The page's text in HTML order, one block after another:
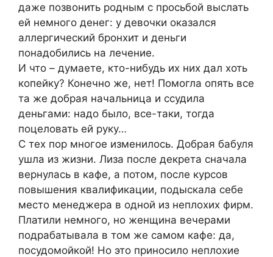
даже позвонить родным с просьбой выслать
ей немного денег: у девочки оказался
аллергический бронхит и деньги
понадобились на лечение.
И что – думаете, кто-нибудь их них дал хоть
копейку? Конечно же, нет! Помогла опять все
та же добрая начальница и ссудила
деньгами: надо было, все-таки, тогда
поцеловать ей руку…
С тех пор многое изменилось. Добрая бабуля
ушла из жизни. Лиза после декрета сначала
вернулась в кафе, а потом, после курсов
повышения квалификации, подыскала себе
место менеджера в одной из неплохих фирм.
Платили немного, но женщина вечерами
подрабатывала в том же самом кафе: да,
посудомойкой! Но это приносило неплохие